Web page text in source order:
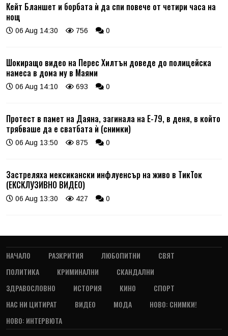
Кейт Бланшет и борбата ѝ да спи повече от четири часа на
нощ
06 Aug 14:30 756 0
Шокиращо видео на Перес Хилтън доведе до полицейска
намеса в дома му в Маями
06 Aug 14:10 693 0
Протест в памет на Даяна, загинала на Е-79, в деня, в който
трябваше да е сватбата ѝ (снимки)
06 Aug 13:50 875 0
Застреляха мексикански инфлуенсър на живо в ТикТок
(ЕКСКЛУЗИВНО ВИДЕО)
06 Aug 13:30 427 0
НАЧАЛО РАЗКРИТИЯ ЛЮБОПИТНИ
СВЯТ
ПОЛИТИКА
КРИМИНАЛНИ
СКАНДАЛНИ
ЗДРАВОСЛОВНО
ИСТОРИЯ КИНО
СПОРТ
НАС НИ ЦИТИРАТ
ВИДЕО МОДА
НОВО: СНИМКИ!
НОВО: ИНТЕРВЮТА